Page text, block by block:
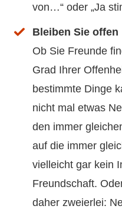
von…“ oder „Ja
Bleiben Sie offen
Ob Sie Freunde
Grad Ihrer
bestimmte Dinge
nicht mal etwas
den immer
auf die immer
vielleicht gar kein
Freundschaft.
daher zweierlei: